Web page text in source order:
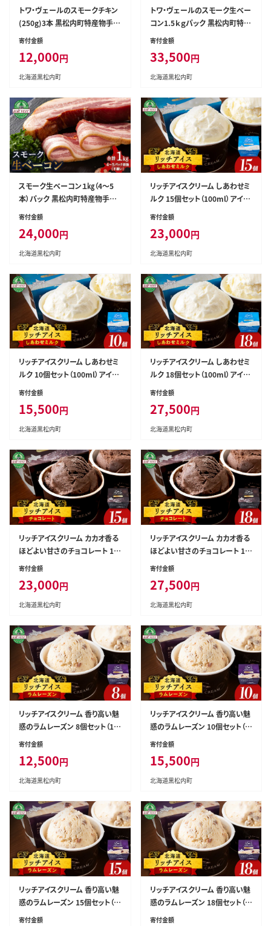
トワ・ヴェールのスモークチキン
(250g)3本 黒松内町特産物手づ
くり加工センター
寄付金額
12,000円
北海道黒松内町
トワ・ヴェールのスモーク生ベー
コン1.5ｋｇパック 黒松内町特産
物手づくり加工センター
寄付金額
33,500円
北海道黒松内町
スモーク生ベーコン１㎏（4～5
本）パック 黒松内町特産物手づ
くり加工センター
寄付金額
24,000円
北海道黒松内町
リッチアイスクリーム しあわせミ
ルク 15個セット（100ml）アイス
スイーツ おやつ 冷凍 食べ比べ
寄付金額
23,000円
北海道黒松内町
リッチアイスクリーム しあわせミ
ルク 10個セット（100ml）アイス
スイーツ おやつ 冷凍 食べ比べ
寄付金額
15,500円
北海道黒松内町
リッチアイスクリーム しあわせミ
ルク 18個セット（100ml）アイス
スイーツ おやつ 冷凍 食べ比べ
寄付金額
27,500円
北海道黒松内町
リッチアイスクリーム カカオ香る
ほどよい甘さのチョコレート 15
個セット（100ml）アイス スイー
寄付金額
23,000円
北海道黒松内町
リッチアイスクリーム カカオ香る
ほどよい甘さのチョコレート 18
個セット（100ml）アイス スイー
寄付金額
27,500円
北海道黒松内町
リッチアイスクリーム 香り高い魅
惑のラムレーズン 8個セット（10
0ml）アイス スイーツ おやつ 冷
寄付金額
12,500円
北海道黒松内町
リッチアイスクリーム 香り高い魅
惑のラムレーズン 10個セット（1
00ml）アイス スイーツ おやつ
寄付金額
15,500円
北海道黒松内町
リッチアイスクリーム 香り高い魅
惑のラムレーズン 15個セット（1
00ml）アイス スイーツ おやつ
寄付金額
リッチアイスクリーム 香り高い魅
惑のラムレーズン 18個セット（1
00ml）アイス スイーツ おやつ
寄付金額